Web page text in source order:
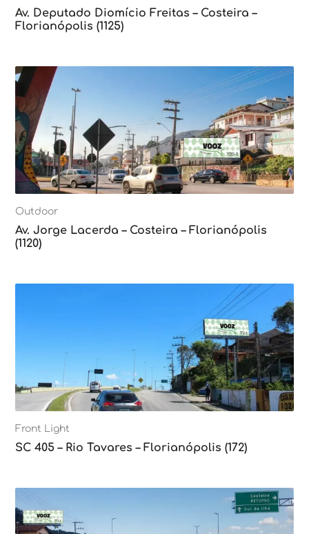
Av. Deputado Diomício Freitas – Costeira –
Florianópolis (1125)
Outdoor
Av. Jorge Lacerda – Costeira – Florianópolis
(1120)
Front Light
SC 405 – Rio Tavares – Florianópolis (172)